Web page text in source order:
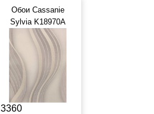
Обои Cassanie
Sylvia K18970A
3360